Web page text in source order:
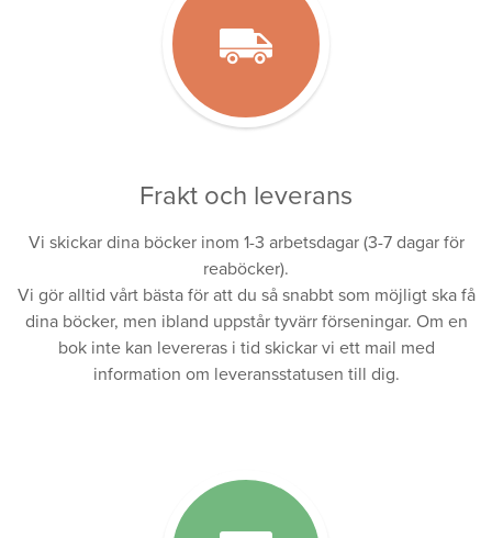
Frakt och leverans
Vi skickar dina böcker inom 1-3 arbetsdagar (3-7 dagar för
reaböcker).
Vi gör alltid vårt bästa för att du så snabbt som möjligt ska få
dina böcker, men ibland uppstår tyvärr förseningar. Om en
bok inte kan levereras i tid skickar vi ett mail med
information om leveransstatusen till dig.